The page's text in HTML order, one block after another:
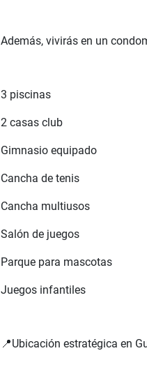
Además, vivirás en un
3 piscinas
2 casas club
Gimnasio equipado
Cancha de tenis
Cancha multiusos
Salón de juegos
Parque para mascotas
Juegos infantiles
📍Ubicación estratégica en